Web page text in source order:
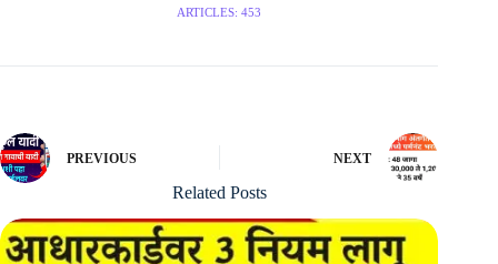
ARTICLES: 453
PREVIOUS NEXT
Related Posts